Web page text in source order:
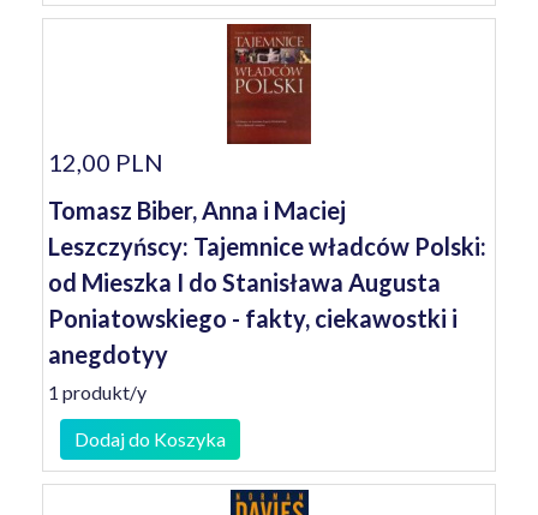
12,00 PLN
Tomasz Biber, Anna i Maciej
Leszczyńscy: Tajemnice władców Polski:
od Mieszka I do Stanisława Augusta
Poniatowskiego - fakty, ciekawostki i
anegdotyy
1 produkt/y
Dodaj do Koszyka